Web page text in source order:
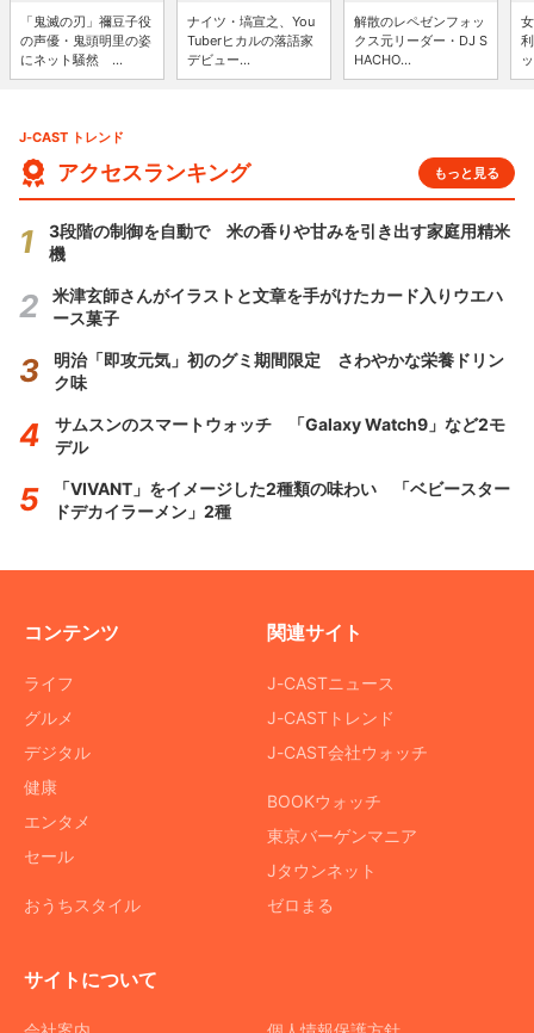
「鬼滅の刃」禰豆子役
の声優・鬼頭明里の姿
にネット騒然 ...
ナイツ・塙宣之、You
Tuberヒカルの落語家
デビュー...
解散のレペゼンフォッ
クス元リーダー・DJ S
HACHO...
J-CAST トレンド
アクセスランキング もっと見る
3段階の制御を自動で 米の香りや甘みを引き出す家庭用精米
機
米津玄師さんがイラストと文章を手がけたカード入りウエハ
ース菓子
明治「即攻元気」初のグミ期間限定 さわやかな栄養ドリン
ク味
サムスンのスマートウォッチ 「Galaxy Watch9」など2モ
デル
「VIVANT」をイメージした2種類の味わい 「ベビースター
ドデカイラーメン」2種
コンテンツ
ライフ
グルメ
デジタル
健康
エンタメ
セール
おうちスタイル
関連サイト
J-CASTニュース
J-CASTトレンド
J-CAST会社ウォッチ
BOOKウォッチ
東京バーゲンマニア
Jタウンネット
ゼロまる
サイトについて